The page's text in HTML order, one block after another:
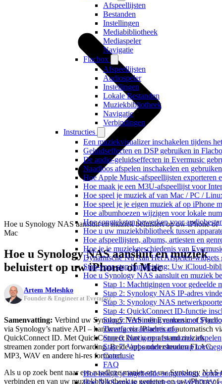
Afspeellijsten
Bestanden
Instellingen
Mediabibliotheek
Mediaspeler
Navigatie
Flacbox
Afspeellijsten
Audiospeler
Instellingen
Lokale Bestanden
Muziekbibliotheek
Navigatie
Verbindingen
Instructies
Een muziekvisualizer inschakelen tijdens
Geluidseffecten en DSP gebruiken in
De audio-geluidseffecten in Evermusic
Naadloos afspelen inschakelen en
Hoe Apple Music-afspeellijsten exporteren
Hoe maak je een M3U-afspeellijst voor
Hoe speel je muziek af van Mac / PC /
Hoe speel je je eigen muziek af op iPhone
Hoe albumhoezen wijzigen voor lokale
Hoe songteksten bewerken voor
Hoe u uw muziekbibliotheek tussen
Hoe afspeellijsten, albums, artiesten en
Hoe je je muziekgeschiedenis van
Dynamische Nu Aan Het Afspelen-
Stap-voor-stap handleiding: Uw iCloud-
Hoe u Synology NAS aansluit en muziek
Stap 1: Machtigingen voor gedeelde
Stap 2: Synology NAS IP-adres
Stap 3: Synology NAS
Stap 4: QuickConnect ID-functie
Stap 5: Verbinding maken met
Tweefactorauthenticatie
Stap 6: Navigeren en muziek afspelen
Stap 7: Verbonden cloudmap
Conclusie
FAQ
Hoe bekijk je ingebedde songteksten,
Hoe NAS-opslag verbinden via WebDAV
Hoe u Synology NAS aansluit en muziek beluistert op uw iPhone of
Mac
Hoe u Synology NAS aansluit en muziek
beluistert op uw iPhone of Mac
Artem Meleshko
Founder & Engineer at Everappz
Samenvatting: Verbind uw Synology NAS met Evermusic of
via Synology’s native API – handmatig via IP-adres of automatisch
QuickConnect ID. Met QuickConnect kunt u op afstand muziek
streamen zonder port forwarding. Beide apps ondersteunen FLAC,
MP3, WAV en andere hi-res formaten.
Als u op zoek bent naar een naadloze manier om uw Synology NAS
verbinden en van uw muziekbibliotheek te genieten op uw iPhone of